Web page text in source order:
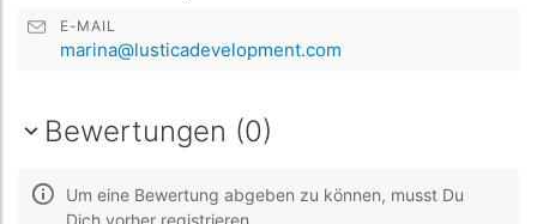
E-MAIL
marina@lusticadevelopment.com
Bewertungen (0)
Um eine Bewertung abgeben zu können, musst Du